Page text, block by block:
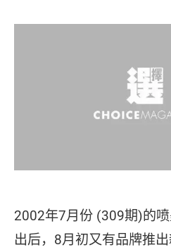
2002年7月份 (309期)的
出后，8月初又有品牌推